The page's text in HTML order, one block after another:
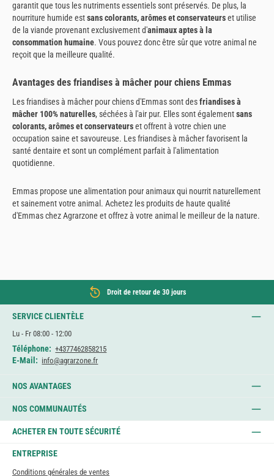
garantit que tous les nutriments essentiels sont préservés. De plus, la
nourriture humide estsans colorants, arômes et conservateurset utilise
de la viande provenant exclusivement d'animaux aptes à la
consommation humaine. Vous pouvez donc être sûr que votre animal ne
reçoit que la meilleure qualité.
Avantages des friandises à mâcher pour chiens Emmas
Les friandises à mâcher pour chiens d'Emmas sont desfriandises à
mâcher 100% naturelles, séchées à l'air pur. Elles sont égalementsans
colorants, arômes et conservateurset offrent à votre chien une
occupation saine et savoureuse. Les friandises à mâcher favorisent la
santé dentaire et sont un complément parfait à l'alimentation
quotidienne.
Emmas propose une alimentation pour animaux qui nourrit naturellement
et sainement votre animal. Achetez les produits de haute qualité
d'Emmas chez Agrarzone et offrez à votre animal le meilleur de la nature.
Droit de retour de 30 jours
SERVICE CLIENTÈLE
Lu - Fr 08:00 - 12:00
Téléphone: +4377462858215
E-Mail: info@agrarzone.fr
NOS AVANTAGES
NOS COMMUNAUTÉS
ACHETER EN TOUTE SÉCURITÉ
ENTREPRISE
Conditions générales de ventes